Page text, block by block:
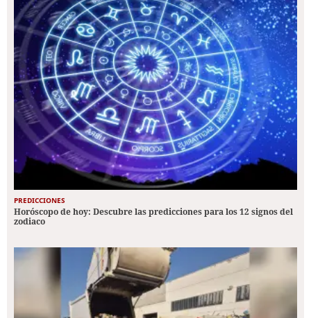
PREDICCIONES
Horóscopo de hoy: Descubre las predicciones para los 12 signos del
zodiaco